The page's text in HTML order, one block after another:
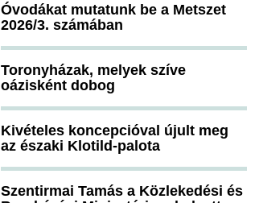
Óvodákat mutatunk be a Metszet
2026/3. számában
Toronyházak, melyek szíve
oázisként dobog
Kivételes koncepcióval újult meg
az északi Klotild-palota
Szentirmai Tamás a Közlekedési és